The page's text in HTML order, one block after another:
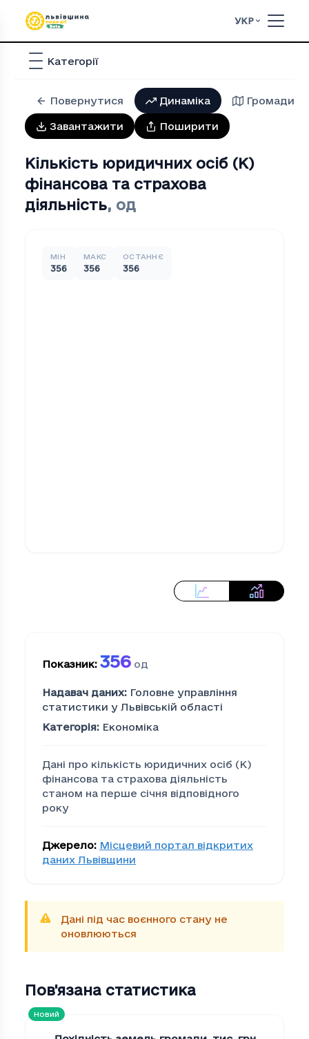
УКР
Категорії
Повернутися Динаміка Громади
Завантажити Поширити
Кількість юридичних осіб (K)
фінансова та страхова
діяльність, од
МІН
356
МАКС
356
ОСТАННЄ
356
Показник: 356 од
Надавач даних: Головне управління
статистики у Львівській області
Категорія: Економіка
Дані про кількість юридичних осіб (K)
фінансова та страхова діяльність
станом на перше січня відповідного
року
Джерело: Місцевий портал відкритих
даних Львівщини
Дані під час воєнного стану не
оновлюються
Пов'язана статистика
Новий